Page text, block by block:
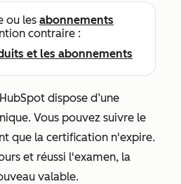
ou les abonnements
contraire :
et les abonnements
dispose d’une
Vous pouvez suivre le
que la certification n'expire.
et réussi l'examen, la
valable.